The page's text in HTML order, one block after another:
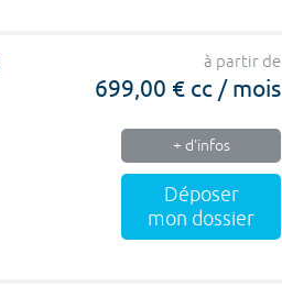
à partir de
699,00 € cc / mois
+ d'infos
Déposer
mon dossier